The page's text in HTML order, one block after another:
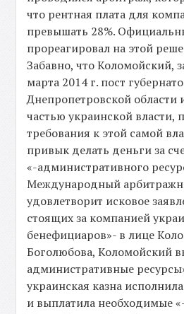
что рентная плата для
превышать 28%.
прореагировал на этой
Забавно, что Коломойский,
марта 2014 г. пост
Днепропетровской
частью украинской власти,
требования к этой самой
привык делать деньги за
«-административного
Международный
удовлетворит исковое
стоящих за компанией
бенефициаров»- в лице
Боголюбова, Коломойский
административные
украинская казна
и выплатила необходимые